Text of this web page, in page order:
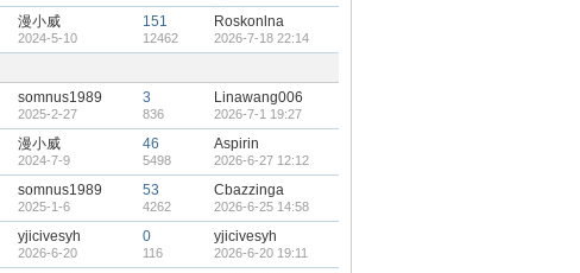
漫小威
2024-5-10
151
12462
Roskonlna
2026-7-18 22:14
somnus1989
2025-2-27
3
836
Linawang006
2026-7-1 19:27
漫小威
2024-7-9
46
5498
Aspirin
2026-6-27 12:12
somnus1989
2025-1-6
53
4262
Cbazzinga
2026-6-25 14:58
yjicivesyh
2026-6-20
0
116
yjicivesyh
2026-6-20 19:11